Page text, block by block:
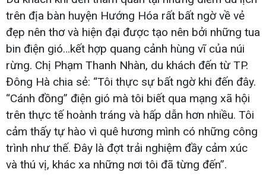
trên địa bàn huyện Hướng Hóa rất bất ngờ về vẻ
đẹp nên thơ và hiện đại được tạo nên bởi những tua
bin điện gió…kết hợp quang cảnh hùng vĩ của núi
rừng. Chị Phạm Thanh Nhàn, du khách đến từ TP.
Đông Hà chia sẻ: “Tôi thực sự bất ngờ khi đến đây.
“Cánh đồng” điện gió mà tôi biết qua mạng xã hội
trên thực tế hoành tráng và hấp dẫn hơn nhiều. Tôi
cảm thấy tự hào vì quê hương mình có những công
trình như thế. Đây là đợt trải nghiệm đầy cảm xúc
và thú vị, khác xa những nơi tôi đã từng đến”.